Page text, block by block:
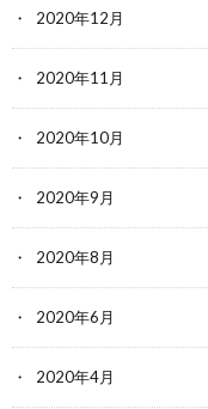
2020年12月
2020年11月
2020年10月
2020年9月
2020年8月
2020年6月
2020年4月